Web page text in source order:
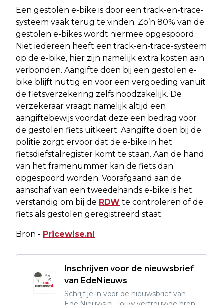
Een gestolen e-bike is door een track-en-trace-
systeem vaak terug te vinden. Zo’n 80% van de
gestolen e-bikes wordt hiermee opgespoord.
Niet iedereen heeft een track-en-trace-systeem
op de e-bike, hier zijn namelijk extra kosten aan
verbonden. Aangifte doen bij een gestolen e-
bike blijft nuttig en voor een vergoeding vanuit
de fietsverzekering zelfs noodzakelijk. De
verzekeraar vraagt namelijk altijd een
aangiftebewijs voordat deze een bedrag voor
de gestolen fiets uitkeert. Aangifte doen bij de
politie zorgt ervoor dat de e-bike in het
fietsdiefstalregister komt te staan. Aan de hand
van het framenummer kan de fiets dan
opgespoord worden. Voorafgaand aan de
aanschaf van een tweedehands e-bike is het
verstandig om bij de RDW te controleren of de
fiets als gestolen geregistreerd staat.
Bron - Pricewise.nl
Inschrijven voor de nieuwsbrief
van EdeNieuws
Schrijf je in voor de nieuwsbrief van